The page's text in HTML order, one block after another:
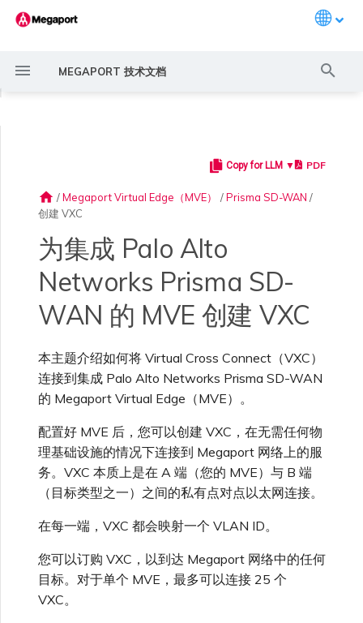
MEGAPORT 技术文档
快速开始
设置 Megaport 账户
概述
强制多重身份验证
设置单点登录
邀请用户加入账户
提供技术支持联系方式
设置财务信息
更新公司信息
重置密码
Megaport Portal 控制台
了解服务页面
连接到 Latitude.sh
了解位置信息
位置 ID
服务开通方式
常见多云连接场景
使用 Megaport 解决方案现
代化 MPLS 网络
Megaport API 管理连接
Megaport 全球网状 WAN
Megaport 上云即服务
MACsec
IPsec
云原生 VPN 加密
高速跨云加密
订购交叉连接
订购本地环路
Port 冗余
链路聚合组（LAG）
创建 LAG
停用 Port
创建私有 VXC
迁移 VXC
设置服务密钥
使用服务密钥创建连接
配置 Q-in-Q
更改合约 VXC 的速率
关闭 VXC 以进行故障转移测
终止 VXC
路由指南
MVE
终止 Megaport Internet 连
Port
11:11 Systems
阿里云专线接入
AWS Direct Connect
Azure ExpressRoute
Cisco Webex
Cloudflare
Google Cloud
IBM Cloud Direct Link
概述
阿里云 MCR 连接
AWS Direct Connect
Azure MCR 连接
DigitalOcean MCR 连接
Google MCR 连接
IBM Cloud Direct Link MCR
概述
Aviatrix
Cisco SD-WAN
Fortinet FortiGate
Palo Alto Networks
Versa SD-WAN
MCR 高级 VLAN 与路由功能
MCR 冗余
创建 MCR
创建 MCR VXC
配置 MCR
使用数据包过滤
在 MCR 中使用 IPsec
MCR 路由管理
路由过滤
路由汇总
配置 BGP 高级设置
6WIND 授权网络功能
规划部署
创建 MVE
创建 VXC
连接 MVE
终止 MVE
规划部署
创建 MVE
创建 VXC
连接 MVE
终止 MVE
规划部署
创建 MVE
创建 MVE 概述
手动创建 MVE
创建 VXC
连接 MVE
终止 MVE
规划部署
创建 MVE
创建 VXC
连接 MVE
终止 MVE
规划部署
创建 MVE
连接 MVE
终止 MVE
规划部署
创建 MVE
创建 MVE 概述
创建 SD-WAN MVE
使用 Cisco Meraki 创建 MVE
使用 Cisco Secure Firewall
Threat Defense Virtual 创建
MVE
创建 VXC
连接 MVE
将 MPLS 与 SDCI 集成
终止 MVE
规划部署
创建 MVE
创建 VXC
连接 MVE
终止 MVE
基于 FGSP 配置 Fortinet 防
火墙高可用性
规划部署
创建 MVE
使用 Juniper SSR 创建 MVE
创建 VXC
连接 MVE
终止 MVE
规划部署
创建 VM-Series MVE
连接 MVE
终止 MVE
配置 Palo Alto Networks 高
终止 VXC
规划部署
创建 MVE
创建 VXC
连接 MVE
终止 MVE
规划部署
创建 MVE
创建 VXC
连接 MVE
终止 MVE
规划部署
创建 MVE
创建 VXC
连接 MVE
终止 MVE
冗余
设置 IX
IX 要求
AMS-IX 连接
France-IX 连接
管理 IX
编辑 IX
关闭 IX
终止 IX
IX 工具与功能
MegaIX 功能概述
IX 遥测
城域 ID
创建个人资料
申请连接
Marketplace 常见问题
监控 MCR
监控 MVE
查看会话事件日志
管理个人资料
配置电子邮件通知
管理最短合约期续订
管理 Megaport
Marketplace 个人资料
管理用户角色
Port 定价与合约条款
VXC 定价与合约条款
Megaport Internet 定价与合
IX 定价与合约条款
MCR 定价与合约条款
MVE 定价与合约条款
开通计费市场
分配财务角色
更新账单信息
信用卡付款
了解 Megaport 账单
客户现场服务
下载账单
Port 计费
创建 API 密钥
管理用户
创建 Port
创建服务密钥
创建 VXC
更改 VXC 配置
创建到 AWS 的 VXC
创建到 Azure 的 VXC
快速开始
创建 Megaport Terraform
Provider 配置文件
Provider 创建和管理服务
使用 Megaport 资源进行
Terraform 状态管理
导入现有生产服务
使用 Terraform MCP
Megaport Terraform
激活
激活 Port
容量错误
Port 与 VXC
Port 或 VXC 中断或抖动
Port 或 VXC 丢包
吞吐量与性能
VXC 连接性
MCR 中断或不可用
MCR BGP 会话中断
其他 MCR 问题
MVE
MVE 中断或不可用
SD-WAN 管理连接
IX 连接性
IX BGP 会话中断
云服务提供商互联地址空间
创建 Juniper 私有连接
联系支持
支持请求门户
了解支持请求
升级支持案例
发送反馈
网络维护
欧盟数字服务法
Copy for LLM ▼ PDF
home / Megaport Virtual Edge（MVE） / Prisma SD-WAN /
创建 VXC
为集成 Palo Alto
Networks Prisma SD-
WAN 的 MVE 创建 VXC
本主题介绍如何将 Virtual Cross Connect（VXC）
连接到集成 Palo Alto Networks Prisma SD-WAN
的 Megaport Virtual Edge（MVE）。
配置好 MVE 后，您可以创建 VXC，在无需任何物
理基础设施的情况下连接到 Megaport 网络上的服
务。VXC 本质上是在 A 端（您的 MVE）与 B 端
（目标类型之一）之间的私有点对点以太网连接。
在每一端，VXC 都会映射一个 VLAN ID。
您可以订购 VXC，以到达 Megaport 网络中的任何
目标。对于单个 MVE，最多可以连接 25 个
VXC。